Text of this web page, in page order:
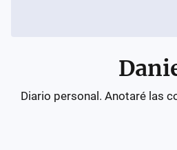
Diario personal. Anotaré las